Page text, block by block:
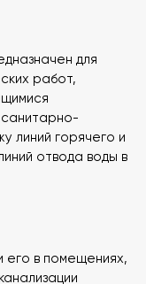
для
работ,
санитарно-
линий горячего и
отвода воды в
его в помещениях,